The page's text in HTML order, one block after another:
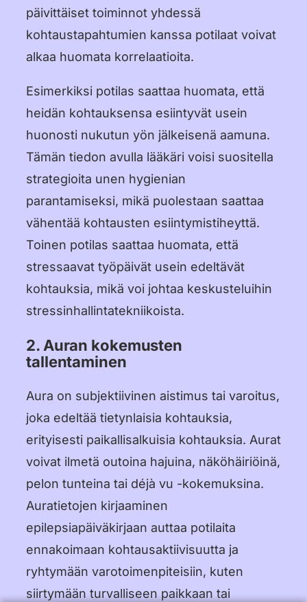
päivittäiset toiminnot yhdessä
kohtaustapahtumien kanssa potilaat voivat
alkaa huomata korrelaatioita.
Esimerkiksi potilas saattaa huomata, että
heidän kohtauksensa esiintyvät usein
huonosti nukutun yön jälkeisenä aamuna.
Tämän tiedon avulla lääkäri voisi suositella
strategioita unen hygienian
parantamiseksi, mikä puolestaan saattaa
vähentää kohtausten esiintymistiheyttä.
Toinen potilas saattaa huomata, että
stressaavat työpäivät usein edeltävät
kohtauksia, mikä voi johtaa keskusteluihin
stressinhallintatekniikoista.
2. Auran kokemusten
tallentaminen
Aura on subjektiivinen aistimus tai varoitus,
joka edeltää tietynlaisia kohtauksia,
erityisesti paikallisalkuisia kohtauksia. Aurat
voivat ilmetä outoina hajuina, näköhäiriöinä,
pelon tunteina tai déjà vu -kokemuksina.
Auratietojen kirjaaminen
epilepsiapäiväkirjaan auttaa potilaita
ennakoimaan kohtausaktiivisuutta ja
ryhtymään varotoimenpiteisiin, kuten
siirtymään turvalliseen paikkaan tai